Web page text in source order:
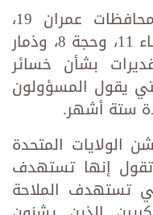
وتوزعت بقية الغارات على محافظات عمران 19،
ومأرب 19، والجوف 15، والبيضاء 11، وحجة 8، وذمار
التقديرات بشأن خسائر
يقول المسؤولون
ستة أشهر.
الولايات المتحدة
إنها تستهدف
تستهدف الملاحة